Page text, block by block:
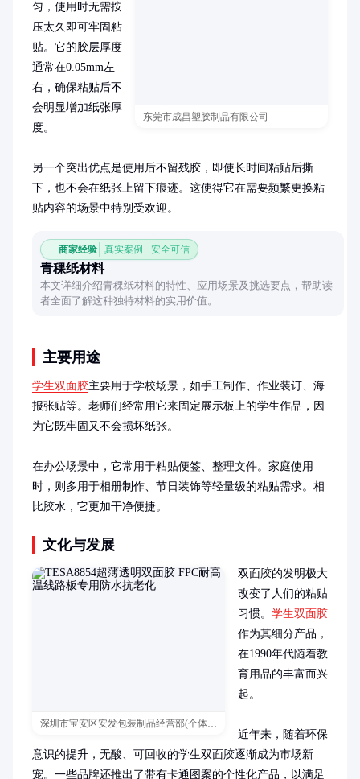
东莞市成昌塑胶制品有限公司
匀，使用时无需按
压太久即可牢固粘
贴。它的胶层厚度
通常在0.05mm左
右，确保粘贴后不
会明显增加纸张厚
度。
另一个突出优点是使用后不留残胶，即使长时间粘贴后撕
下，也不会在纸张上留下痕迹。这使得它在需要频繁更换粘
贴内容的场景中特别受欢迎。
商家经验 真实案例 · 安全可信
青稞纸材料
本文详细介绍青稞纸材料的特性、应用场景及挑选要点，帮助读
者全面了解这种独特材料的实用价值。
主要用途
学生双面胶主要用于学校场景，如手工制作、作业装订、海
报张贴等。老师们经常用它来固定展示板上的学生作品，因
为它既牢固又不会损坏纸张。
在办公场景中，它常用于粘贴便签、整理文件。家庭使用
时，则多用于相册制作、节日装饰等轻量级的粘贴需求。相
比胶水，它更加干净便捷。
文化与发展
深圳市宝安区安发包装制品经营部(个体工商户)
双面胶的发明极大
改变了人们的粘贴
习惯。 学生双面胶
作为其细分产品，
在1990年代随着教
育用品的丰富而兴
起。
近年来，随着环保
意识的提升，无酸、可回收的学生双面胶逐渐成为市场新
宠。一些品牌还推出了带有卡通图案的个性化产品，以满足